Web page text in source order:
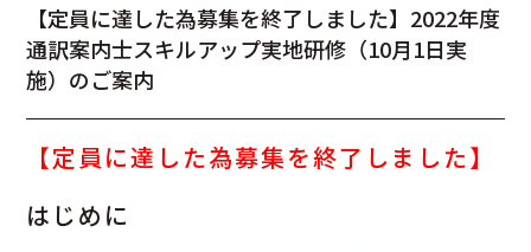
【定員に達した為募集を終了しました】2022年度
通訳案内士スキルアップ実地研修（10月1日実
施）のご案内
【定員に達した為募集を終了しました】
はじめに